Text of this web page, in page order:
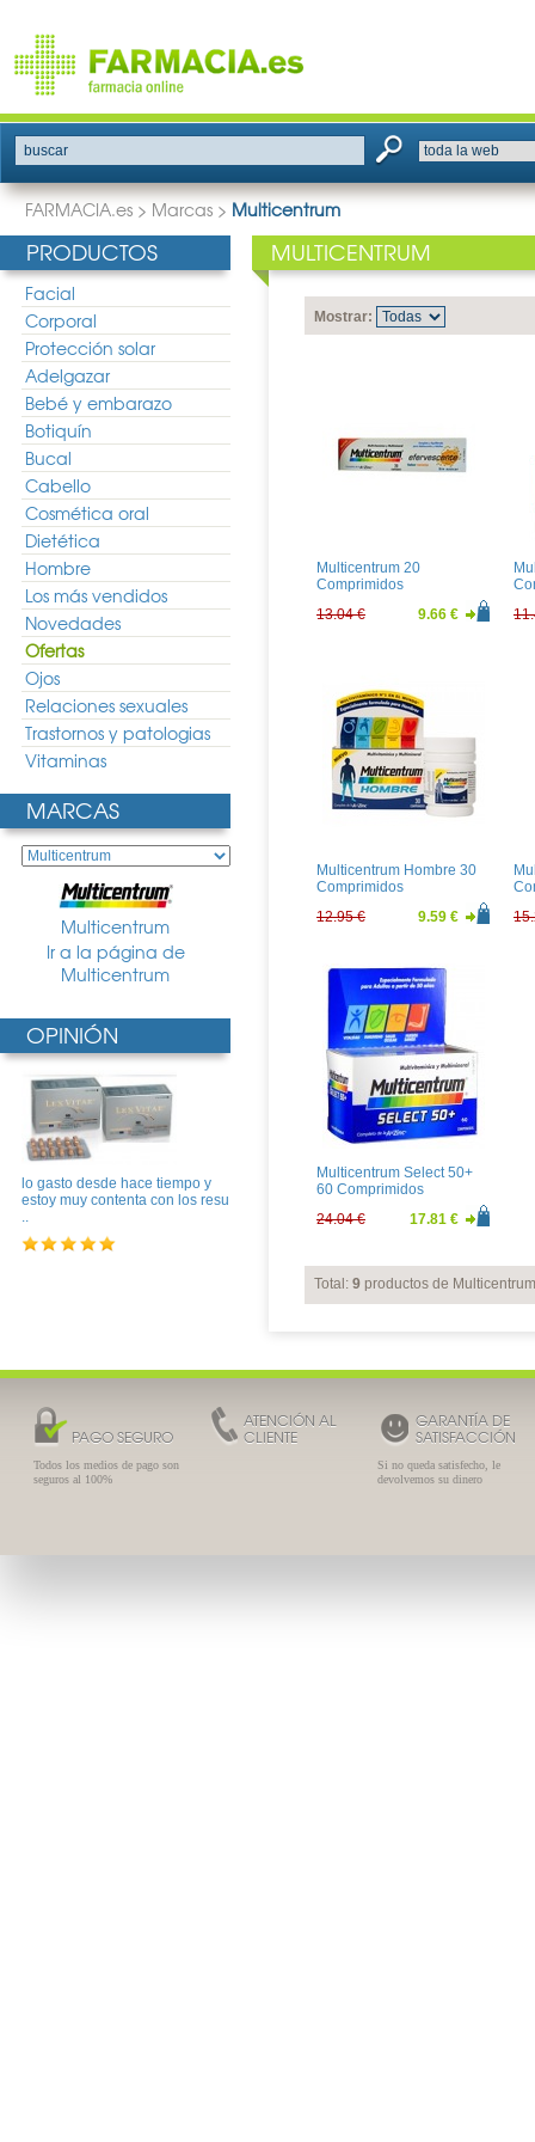
buscar
FARMACIA.es > Marcas > Multicentrum
PRODUCTOS
Facial
Corporal
Protección solar
Adelgazar
Bebé y embarazo
Botiquín
Bucal
Cabello
Cosmética oral
Dietética
Hombre
Los más vendidos
Novedades
Ofertas
Ojos
Relaciones sexuales
Trastornos y patologias
Vitaminas
MARCAS
Multicentrum
Ir a la página de
Multicentrum
OPINIÓN
lo gasto desde hace tiempo y
estoy muy contenta con los resu
..
MULTICENTRUM
Mostrar:
Multicentrum 20
Comprimidos
13.04 € 9.66 €
Multicentrum Hombre 30
Comprimidos
12.95 €
9.59 €
Multicentrum Select 50+
60 Comprimidos
24.04 €
17.81 €
Total: 9 productos de Multicentrum
PAGO SEGURO
Todos los medios de pago son
seguros al 100%
ATENCIÓN AL
CLIENTE
GARANTÍA DE
SATISFACCIÓN
Si no queda satisfecho, le
devolvemos su dinero